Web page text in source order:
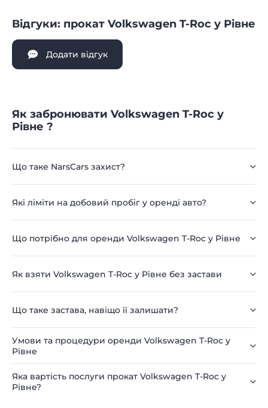
Відгуки: прокат Volkswagen T-Roc у Рівне
Додати відгук
Як забронювати Volkswagen T-Roc у
Рівне ?
Що таке NarsCars захист?
Які ліміти на добовий пробіг у оренді авто?
Що потрібно для оренди Volkswagen T-Roc у Рівне
Як взяти Volkswagen T-Roc у Рівне без застави
Що таке застава, навіщо її залишати?
Умови та процедури оренди Volkswagen T-Roc у
Рівне
Яка вартість послуги прокат Volkswagen T-Roc у
Рівне?